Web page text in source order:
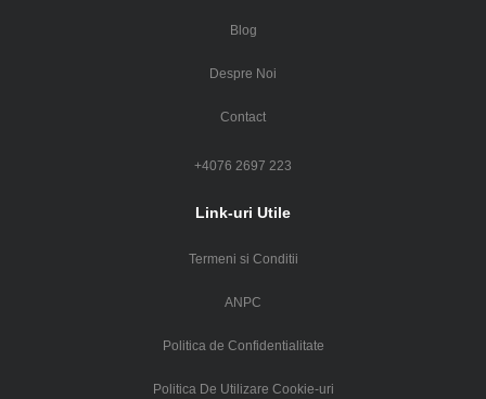
Blog
Despre Noi
Contact
+4076 2697 223
Link-uri Utile
Termeni si Conditii
ANPC
Politica de Confidentialitate
Politica De Utilizare Cookie-uri